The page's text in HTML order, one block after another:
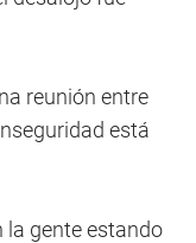
reunión entre
está
la gente estando